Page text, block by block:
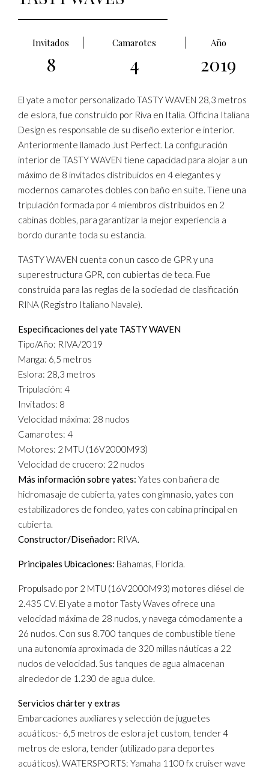
Invitados Camarotes Año
8 4 2019
El yate a motor personalizado TASTY WAVEN 28,3 metros
de eslora, fue construido por Riva en Italia. Officina Italiana
Design es responsable de su diseño exterior e interior.
Anteriormente llamado Just Perfect. La configuración
interior de TASTY WAVEN tiene capacidad para alojar a un
máximo de 8 invitados distribuidos en 4 elegantes y
modernos camarotes dobles con baño en suite. Tiene una
tripulación formada por 4 miembros distribuidos en 2
cabinas dobles, para garantizar la mejor experiencia a
bordo durante toda su estancia.
TASTY WAVEN cuenta con un casco de GPR y una
superestructura GPR, con cubiertas de teca. Fue
construida para las reglas de la sociedad de clasificación
RINA (Registro Italiano Navale).
Especificaciones del yate TASTY WAVEN
Tipo/Año: RIVA/2019
Manga: 6,5 metros
Eslora: 28,3 metros
Tripulación: 4
Invitados: 8
Velocidad máxima: 28 nudos
Camarotes: 4
Motores: 2 MTU (16V2000M93)
Velocidad de crucero: 22 nudos
Más información sobre yates: Yates con bañera de
hidromasaje de cubierta, yates con gimnasio, yates con
estabilizadores de fondeo, yates con cabina principal en
cubierta.
Constructor/Diseñador: RIVA.
Principales Ubicaciones: Bahamas, Florida.
Propulsado por 2 MTU (16V2000M93) motores diésel de
2.435 CV. El yate a motor Tasty Waves ofrece una
velocidad máxima de 28 nudos, y navega cómodamente a
26 nudos. Con sus 8.700 tanques de combustible tiene
una autonomía aproximada de 320 millas náuticas a 22
nudos de velocidad. Sus tanques de agua almacenan
alrededor de 1.230 de agua dulce.
Servicios chárter y extras
Embarcaciones auxiliares y selección de juguetes
acuáticos:- 6,5 metros de eslora jet custom, tender 4
metros de eslora, tender (utilizado para deportes
acuáticos). WATERSPORTS: Yamaha 1100 fx cruiser wave